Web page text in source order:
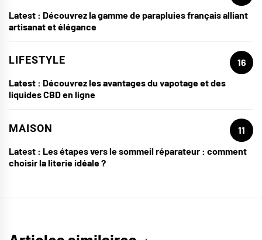
Latest : Découvrez la gamme de parapluies français alliant
artisanat et élégance
LIFESTYLE
16
Latest : Découvrez les avantages du vapotage et des
liquides CBD en ligne
MAISON
11
Latest : Les étapes vers le sommeil réparateur : comment
choisir la literie idéale ?